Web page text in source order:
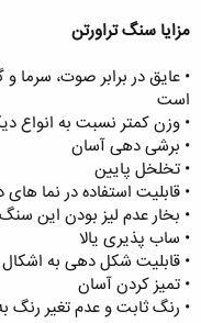
مزایا سنگ تراورتن
• عایق در برابر صوت، سرما
است
• وزن کمتر نسبت به انواع
• برشی دهی آسان
• تخلخل پایین
• قابلیت استفاده در نما
• بخار عدم لیز بودن این
• ساب پذیری یالا
• قابلیت شکل دهی به
• تمیز کردن آسان
• رنگ ثابت و عدم تغیر رنگ